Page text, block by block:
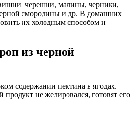
черешни, малины, черники,
смородины и др. В домашних
их холодным способом и
из черной
содержании пектина в ягодах.
продукт не желировался, готовят его